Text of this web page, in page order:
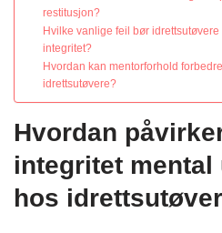
restitusjon?
Hvilke vanlige feil bør
integritet?
Hvordan kan mentorforhold
idrettsutøvere?
Hvordan
integritet mental
hos